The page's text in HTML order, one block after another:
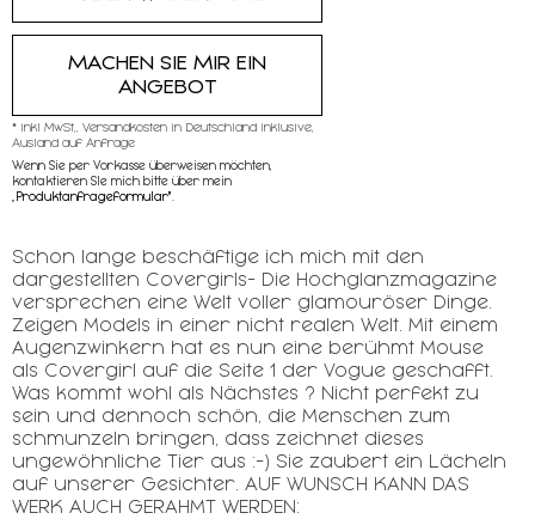
MACHEN SIE MIR EIN
ANGEBOT
* inkl MwSt,, Versandkosten in Deutschland inklusive,
Ausland auf Anfrage
Wenn Sie per Vorkasse überweisen möchten,
kontaktieren SIe mich bitte über mein
Produktanfrageformular"
Schon lange beschäftige ich mich mit den
dargestellten Covergirls- Die Hochglanzmagazine
versprechen eine Welt voller glamouröser Dinge.
Zeigen Models in einer nicht realen Welt. Mit einem
Augenzwinkern hat es nun eine berühmt Mouse
als Covergirl auf die Seite 1 der Vogue geschafft.
Was kommt wohl als Nächstes ? Nicht perfekt zu
sein und dennoch schön, die Menschen zum
schmunzeln bringen, dass zeichnet dieses
ungewöhnliche Tier aus :-) Sie zaubert ein Lächeln
auf unserer Gesichter. AUF WUNSCH KANN DAS
WERK AUCH GERAHMT WERDEN: